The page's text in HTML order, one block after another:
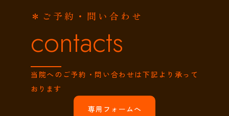
＊ご予約・問い合わせ
contacts
当院へのご予約・問い合わせは下記より承って
おります
専用フォームへ